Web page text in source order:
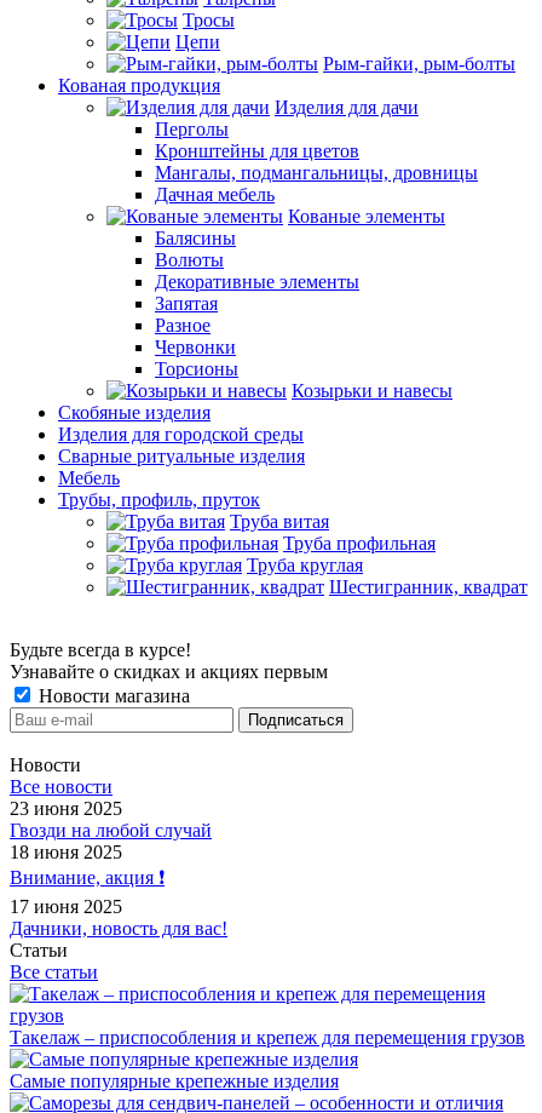
Тросы
Цепи
Рым-гайки, рым-болты
Кованая продукция
Изделия для дачи
Перголы
Кронштейны для цветов
Мангалы, подмангальницы, дровницы
Дачная мебель
Кованые элементы
Балясины
Волюты
Декоративные элементы
Запятая
Разное
Червонки
Торсионы
Козырьки и навесы
Скобяные изделия
Изделия для городской среды
Сварные ритуальные изделия
Мебель
Трубы, профиль, пруток
Труба витая
Труба профильная
Труба круглая
Шестигранник, квадрат
Будьте всегда в курсе!
Узнавайте о скидках и акциях первым
Новости магазина
Новости
Все новости
23 июня 2025
Гвозди на любой случай
18 июня 2025
Внимание, акция ❗️
17 июня 2025
Дачники, новость для вас!
Статьи
Все статьи
Такелаж – приспособления и крепеж для перемещения грузов
Самые популярные крепежные изделия